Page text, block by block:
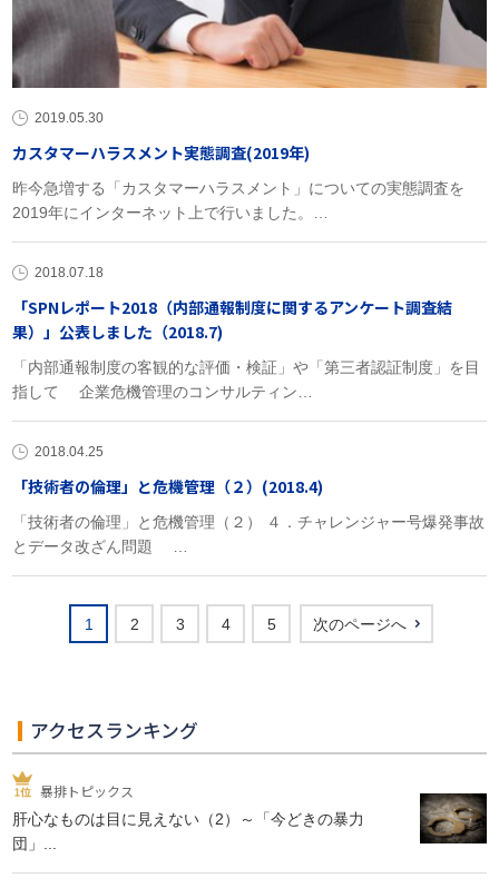
2019.05.30
カスタマーハラスメント実態調査(2019年)
昨今急増する「カスタマーハラスメント」についての実態調査を
2019年にインターネット上で行いました。…
2018.07.18
「SPNレポート2018（内部通報制度に関するアンケート調査結
果）」公表しました（2018.7)
「内部通報制度の客観的な評価・検証」や「第三者認証制度」を目
指して 企業危機管理のコンサルティン…
2018.04.25
「技術者の倫理」と危機管理（２）(2018.4)
「技術者の倫理」と危機管理（２） ４．チャレンジャー号爆発事故
とデータ改ざん問題 …
1 2 3 4 5 次のページへ
アクセスランキング
暴排トピックス
肝心なものは目に見えない（2）～「今どきの暴力
団」...